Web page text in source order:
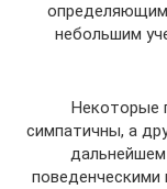
небольшим
Некоторые
симпатичны, а